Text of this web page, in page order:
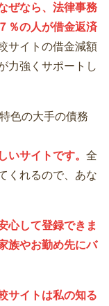
ぜなら、法律事務
％の人が借金返済
サイトの借金減額
力強くサポートし
色の大手の債務
いサイトです。 全
くれるので、あな
心して登録できま
族やお勤め先にバ
サイトは私の知る